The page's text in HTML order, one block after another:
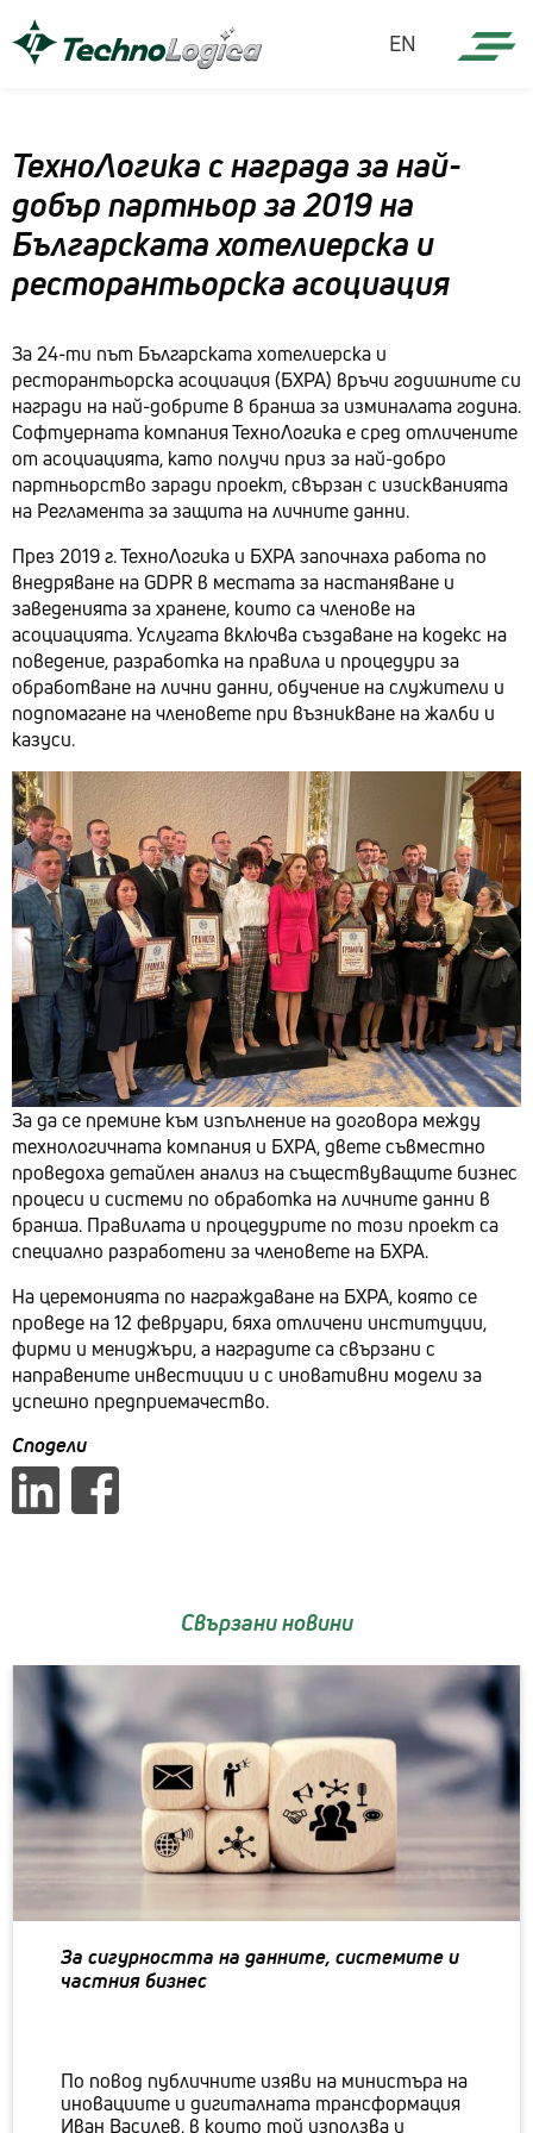
EN
ТехноЛогика с награда за най-
добър партньор за 2019 на
Българската хотелиерска и
ресторантьорска асоциация
За 24-ти път Българската хотелиерска и
ресторантьорска асоциация (БХРА) връчи годишните си
награди на най-добрите в бранша за изминалата година.
Софтуерната компания ТехноЛогика е сред отличените
от асоциацията, като получи приз за най-добро
партньорство заради проект, свързан с изискванията
на Регламента за защита на личните данни.
През 2019 г. ТехноЛогика и БХРА започнаха работа по
внедряване на GDPR в местата за настаняване и
заведенията за хранене, които са членове на
асоциацията. Услугата включва създаване на кодекс на
поведение, разработка на правила и процедури за
обработване на лични данни, обучение на служители и
подпомагане на членовете при възникване на жалби и
казуси.
За да се премине към изпълнение на договора между
технологичната компания и БХРА, двете съвместно
проведоха детайлен анализ на съществуващите бизнес
процеси и системи по обработка на личните данни в
бранша. Правилата и процедурите по този проект са
специално разработени за членовете на БХРА.
На церемонията по награждаване на БХРА, която се
проведе на 12 февруари, бяха отличени институции,
фирми и мениджъри, а наградите са свързани с
направените инвестиции и с иновативни модели за
успешно предприемачество.
Сподели
Свързани новини
За сигурността на данните, системите и
частния бизнес
По повод публичните изяви на министъра на
иновациите и дигиталната трансформация
Иван Василев, в които той използва и